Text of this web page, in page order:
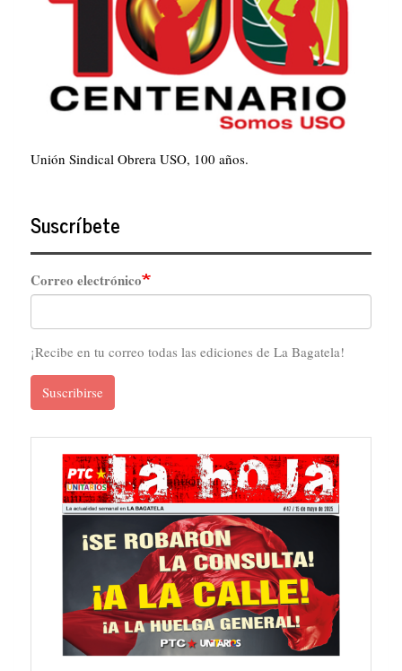
Unión Sindical Obrera USO, 100 años.
Suscríbete
Correo electrónico
¡Recibe en tu correo todas las ediciones de La Bagatela!
Suscribirse